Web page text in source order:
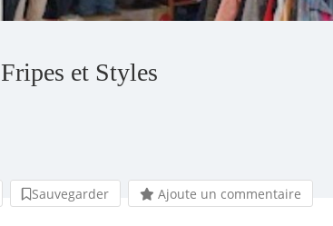
Fripes et Styles
Sauvegarder Ajoute un commentaire